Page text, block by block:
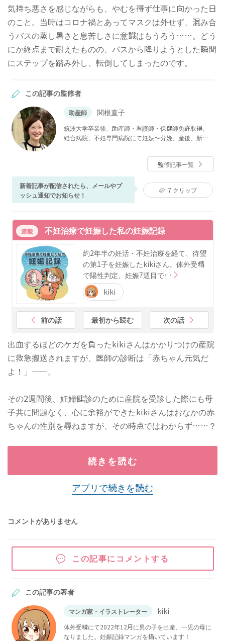
気持ち悪さを感じながらも、やむを得ず仕事に向かった日
のこと。当時はコロナ禍とあってマスクは外せず、混み合
うバスの蒸し暑さと息苦しさに意識はもうろう……。どう
にか終点まで耐えたものの、バスから降りようとした瞬間
にステップを踏み外し、転倒してしまったのです。
この記事の監修者
助産師 関根直子
筑波大学卒業後、助産師・看護師・保健師免許取得。
総合病院、不妊専門病院にて妊娠〜分娩、産後、新生
ディセラピスト（ベビーマッサージ）資格あり。現在
は産科医院、母子専門訪問看護ステーションにて、入
院中だけでなく産後ケアや育児支援に従事。ベビーカ
レンダーでは、妊娠中や子育て期に寄り添い、分かり
やすくためになる記事作りを心がけている。自身も姉
妹の母として子育てに奮闘中。
監修記事一覧
新着記事が配信されたら、メールやプ
ッシュ通知でお知らせ！
7 クリップ
連載 不妊治療で妊娠した私の妊娠記録
約2年半の妊活・不妊治療を経て、待望
の第1子を妊娠したkikiさん。体外受精
で陽性判定、妊娠7週目で…
kiki
前の話 最初から読む 次の話
出血するほどのケガを負ったkikiさんはかかりつけの産院
に救急搬送されますが、医師の診断は「赤ちゃん元気だ
よ！」——。
その2週間後、妊婦健診のために産院を受診した際にも母
子共に問題なく、心に余裕ができたkikiさんはおなかの赤
ちゃんの性別を尋ねますが、その時点ではわからず……？
続きを読む
アプリで続きを読む
コメントがありません
この記事にコメントする
この記事の著者
マンガ家・イラストレーター kiki
体外受精にて2022年12月に男の子を出産、一児の母に
なりました。妊娠記録マンガを描いています！